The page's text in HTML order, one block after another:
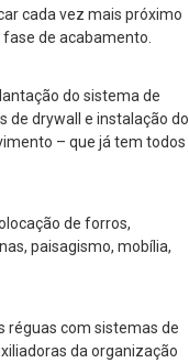
cada vez mais próximo
de acabamento.
do sistema de
de drywall e instalação do
– que já tem todos
de forros,
paisagismo, mobília,
réguas com sistemas de
da organização